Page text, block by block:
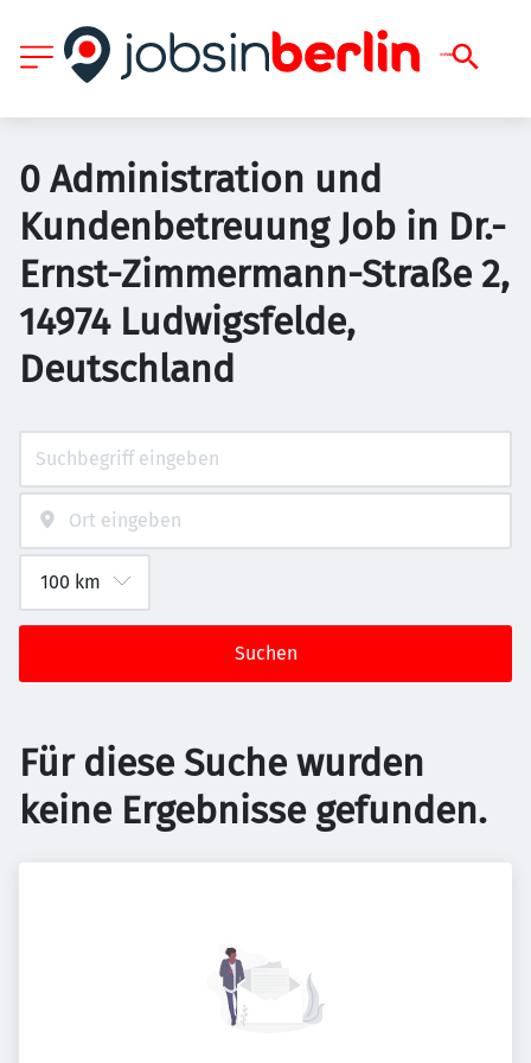
0 Administration und
Kundenbetreuung Job in Dr.-
Ernst-Zimmermann-Straße 2,
14974 Ludwigsfelde,
Deutschland
Suchen
Für diese Suche wurden
keine Ergebnisse gefunden.